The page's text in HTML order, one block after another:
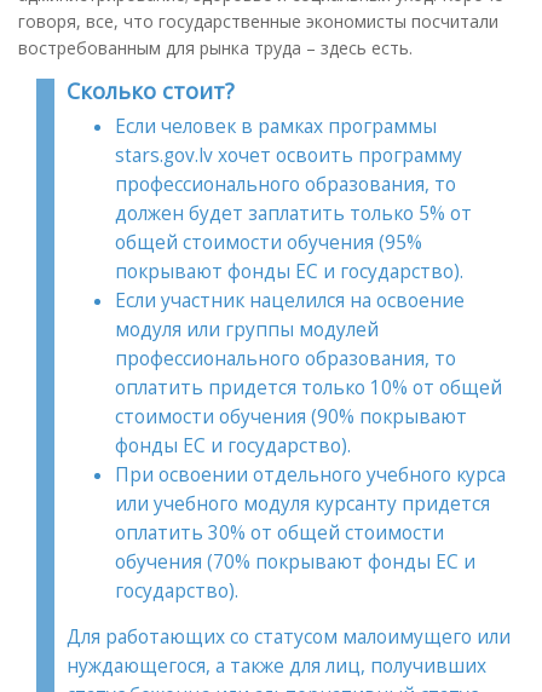
говоря, все, что государственные экономисты посчитали
востребованным для рынка труда – здесь есть.
Сколько стоит?
Если человек в рамках программы
stars.gov.lv хочет освоить программу
профессионального образования, то
должен будет заплатить только 5% от
общей стоимости обучения (95%
покрывают фонды ЕС и государство).
Если участник нацелился на освоение
модуля или группы модулей
профессионального образования, то
оплатить придется только 10% от общей
стоимости обучения (90% покрывают
фонды ЕС и государство).
При освоении отдельного учебного курса
или учебного модуля курсанту придется
оплатить 30% от общей стоимости
обучения (70% покрывают фонды ЕС и
государство).
Для работающих со статусом малоимущего или
нуждающегося, а также для лиц, получивших